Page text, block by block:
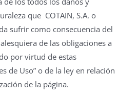
que COTAIN, S.A. o
sufrir como consecuencia del
de las obligaciones a
por virtud de estas
de Uso” o de la ley en relación
de la página.